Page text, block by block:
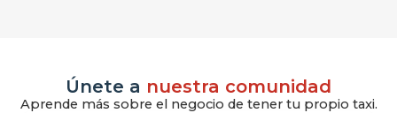
Únete a nuestra comunidad
Aprende más sobre el negocio de tener tu propio taxi.